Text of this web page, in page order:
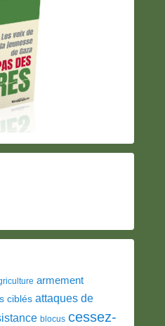
armement
ciblés attaques de
blocus cessez-